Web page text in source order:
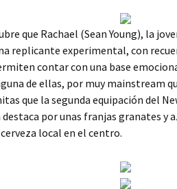
que Rachael (Sean Young), la
replicante experimental, con
contar con una base
de ellas, por muy mainstream
que la segunda equipación del
destaca por unas franjas granates y
local en el centro.